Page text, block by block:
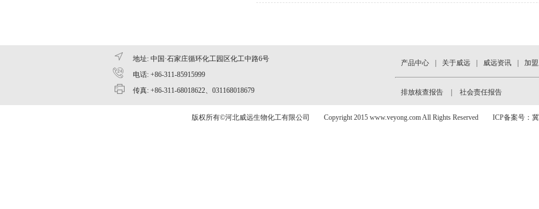
地址: 中国·石家庄循环化工园区化工中路6号
电话: +86-311-85915999
传真: +86-311-68018622、031168018679
产品中心 关于威远 威远资讯 加
排放核查报告 社会责任报告
版权所有©河北威远生物化工有限公司 Copyright 2015 www.veyong.com All Rights Reserved ICP备案号：